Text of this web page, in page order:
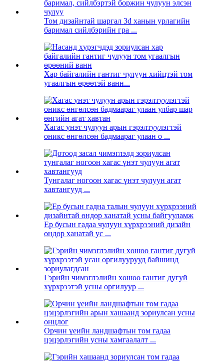
Том дизайнтай шаргал 3d ханын урлагийн
баримал сийлбэрийн гра ...
Хар байгалийн гантиг чулуун хийцтэй том
угаалгын өрөөтэй ванн...
Хагас үнэт чулуун арын гэрэлтүүлэгтэй
оникс өнгөлсөн бадмаараг улаан o ...
Тунгалаг ногоон хагас үнэт чулуун агат
хавтангууд ...
Ер бусын гадаа чулуун хүрхрээний дизайн
өндөр ханатай ус ...
Гэрийн чимэглэлийн хөшөө гантиг дугуй
хүрхрээтэй усны оргилуур ...
Орчин үеийн ландшафтын том гадаа
цэцэрлэгийн усны хамгаалалт ...